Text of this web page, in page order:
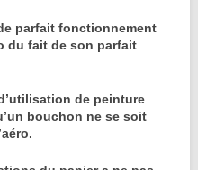
parfait fonctionnement
du fait de son parfait
de peinture
bouchon ne se soit